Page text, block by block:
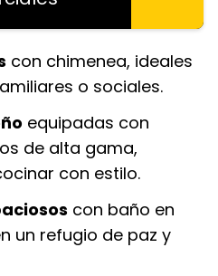
con chimenea, ideales
o sociales.
equipadas con
de alta gama,
con estilo.
con baño en
un refugio de paz y